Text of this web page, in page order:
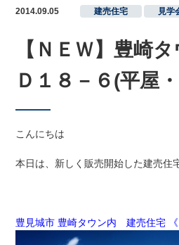
2014.09.05 建売住宅 見学
【ＮＥＷ】豊崎
Ｄ１８－６(平屋
こんにちは
本日は、新しく販売開始した建売住
豊見城市 豊崎タウン内 建売住宅 《